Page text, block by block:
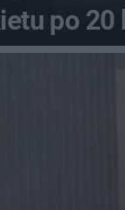
po 20